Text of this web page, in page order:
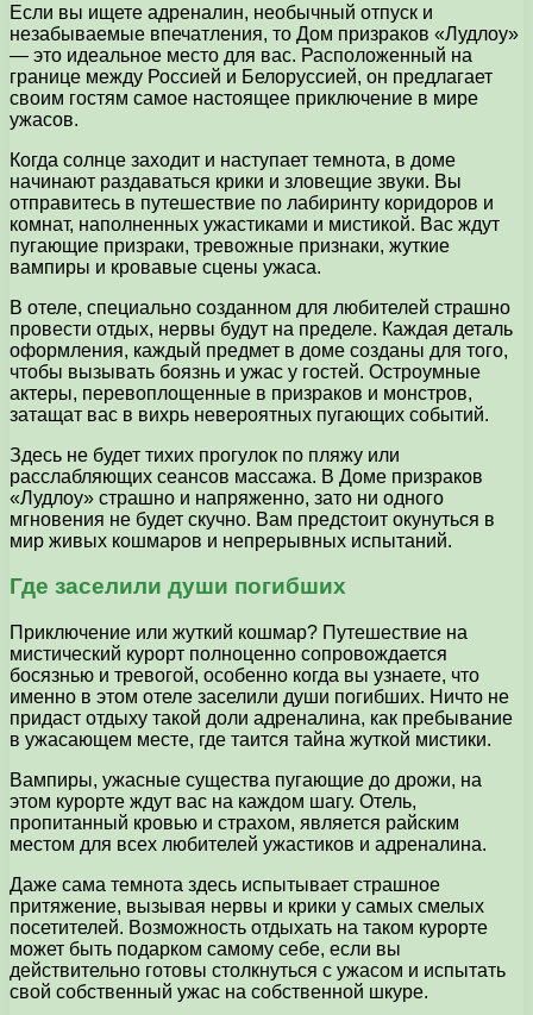
Если вы ищете адреналин, необычный отпуск и
незабываемые впечатления, то Дом призраков «Лудлоу»
— это идеальное место для вас. Расположенный на
границе между Россией и Белоруссией, он предлагает
своим гостям самое настоящее приключение в мире
ужасов.
Когда солнце заходит и наступает темнота, в доме
начинают раздаваться крики и зловещие звуки. Вы
отправитесь в путешествие по лабиринту коридоров и
комнат, наполненных ужастиками и мистикой. Вас ждут
пугающие призраки, тревожные признаки, жуткие
вампиры и кровавые сцены ужаса.
В отеле, специально созданном для любителей страшно
провести отдых, нервы будут на пределе. Каждая деталь
оформления, каждый предмет в доме созданы для того,
чтобы вызывать боязнь и ужас у гостей. Остроумные
актеры, перевоплощенные в призраков и монстров,
затащат вас в вихрь невероятных пугающих событий.
Здесь не будет тихих прогулок по пляжу или
расслабляющих сеансов массажа. В Доме призраков
«Лудлоу» страшно и напряженно, зато ни одного
мгновения не будет скучно. Вам предстоит окунуться в
мир живых кошмаров и непрерывных испытаний.
Где заселили души погибших
Приключение или жуткий кошмар? Путешествие на
мистический курорт полноценно сопровождается
босязнью и тревогой, особенно когда вы узнаете, что
именно в этом отеле заселили души погибших. Ничто не
придаст отдыху такой доли адреналина, как пребывание
в ужасающем месте, где таится тайна жуткой мистики.
Вампиры, ужасные существа пугающие до дрожи, на
этом курорте ждут вас на каждом шагу. Отель,
пропитанный кровью и страхом, является райским
местом для всех любителей ужастиков и адреналина.
Даже сама темнота здесь испытывает страшное
притяжение, вызывая нервы и крики у самых смелых
посетителей. Возможность отдыхать на таком курорте
может быть подарком самому себе, если вы
действительно готовы столкнуться с ужасом и испытать
свой собственный ужас на собственной шкуре.